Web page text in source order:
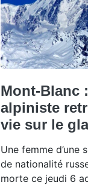
Mont-Blanc
alpiniste
vie sur le
Une femme d’une
de nationalité
morte ce jeudi 6